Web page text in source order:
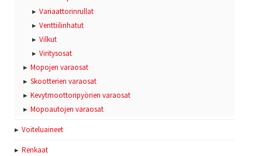
Variaattorinrullat
Venttiilinhatut
Vilkut
Viritysosat
Mopojen varaosat
Skootterien varaosat
Kevytmoottoripyörien varaosat
Mopoautojen varaosat
Voiteluaineet
Renkaat